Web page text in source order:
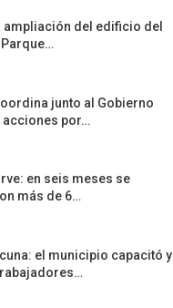
ampliación del edificio del
Parque…
junto al Gobierno
por…
en seis meses se
más de 6…
el municipio capacitó y